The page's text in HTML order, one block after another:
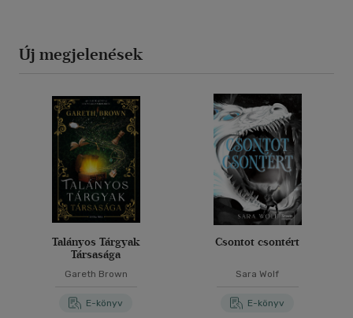
Új megjelenések
Talányos Tárgyak
Társasága
Gareth Brown
E-könyv
Csontot csontért
Sara Wolf
E-könyv